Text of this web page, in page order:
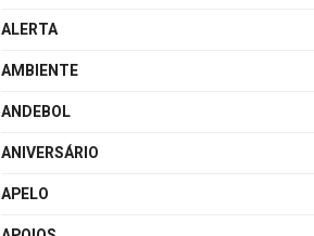
ALERTA
AMBIENTE
ANDEBOL
ANIVERSÁRIO
APELO